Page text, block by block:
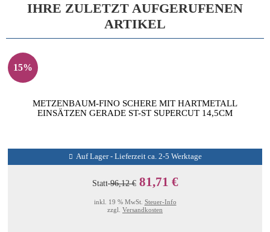
IHRE ZULETZT AUFGERUFENEN
ARTIKEL
15%
METZENBAUM-FINO SCHERE MIT HARTMETALL
EINSÄTZEN GERADE ST-ST SUPERCUT 14,5CM
Auf Lager - Lieferzeit ca. 2-5 Werktage
Statt96,12 € 81,71 €
inkl. 19 % MwSt. Steuer-Info
zzgl. Versandkosten